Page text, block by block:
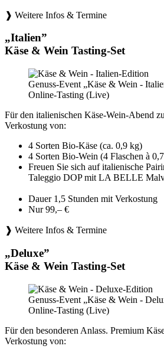
❱ Weitere Infos & Termine
„Italien”
Käse & Wein Tasting-Set
Genuss-Event „Käse & Wein -
Online-Tasting (Live)
Für den italienischen Käse-Wein-Abend
Verkostung von:
4 Sorten Bio-Käse (ca. 0,9 kg)
4 Sorten Bio-Wein (4 Flaschen à
Freuen Sie sich auf italienische
Taleggio DOP mit LA BELLE
Dauer 1,5 Stunden mit Verkostung
Nur 99,– €
❱ Weitere Infos & Termine
„Deluxe”
Käse & Wein Tasting-Set
Genuss-Event „Käse & Wein -
Online-Tasting (Live)
Für den besonderen Anlass. Premium
Verkostung von: